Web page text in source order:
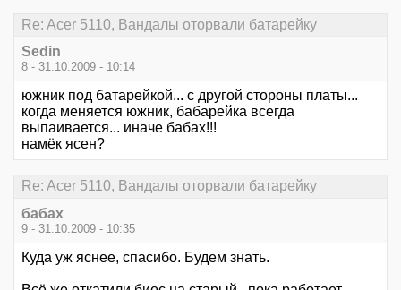
Re: Acer 5110, Вандалы оторвали батарейку
Sedin
8 - 31.10.2009 - 10:14
южник под батарейкой... с другой стороны платы...
когда меняется южник, бабарейка всегда
выпаивается... иначе бабах!!!
намёк ясен?
Re: Acer 5110, Вандалы оторвали батарейку
бабах
9 - 31.10.2009 - 10:35
Куда уж яснее, спасибо. Будем знать.